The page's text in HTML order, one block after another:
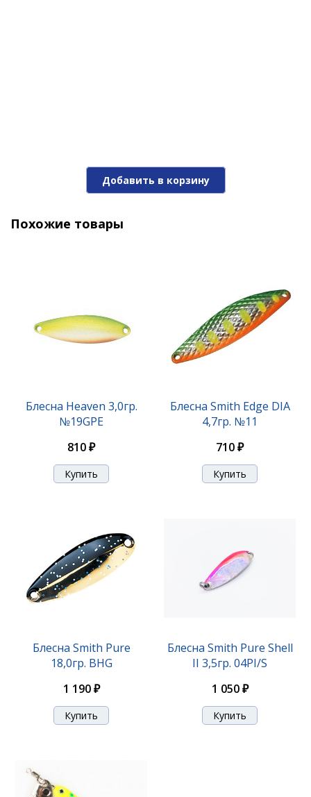
Добавить в корзину
Похожие товары
Блесна Heaven 3,0гр.
№19GPE
810 ₽
Блесна Smith Edge DIA
4,7гр. №11
710 ₽
Блесна Smith Pure
18,0гр. BHG
1 190 ₽
Блесна Smith Pure Shell
II 3,5гр. 04PI/S
1 050 ₽